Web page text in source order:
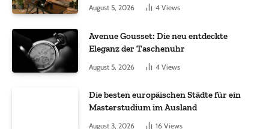
August 5, 2026 4 Views
Avenue Gousset: Die neu entdeckte
Eleganz der Taschenuhr
August 5, 2026 4 Views
Die besten europäischen Städte für ein
Masterstudium im Ausland
August 3, 2026 16 Views